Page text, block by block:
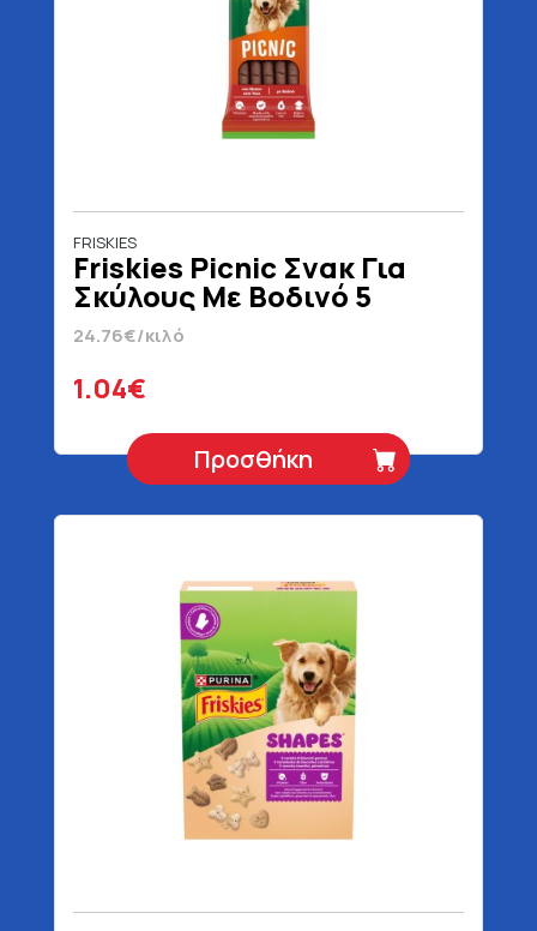
FRISKIES
Friskies Picnic Σνακ Για
Σκύλους Με Βοδινό 5
Τεμάχια 42 gr
24.76€/κιλό
1.04€
Προσθήκη